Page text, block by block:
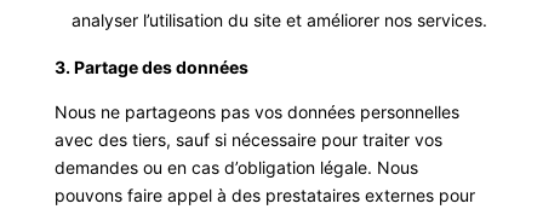
analyser l’utilisation du site et améliorer nos services.
3. Partage des données
Nous ne partageons pas vos données personnelles
avec des tiers, sauf si nécessaire pour traiter vos
demandes ou en cas d’obligation légale. Nous
pouvons faire appel à des prestataires externes pour